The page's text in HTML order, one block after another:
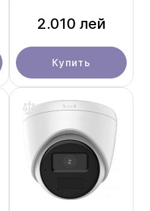
2.010 лей
Купить